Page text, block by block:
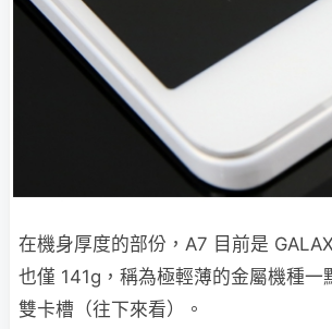
在機身厚度的部份，A7 目前是
也僅 141g，稱為極輕薄的金屬機種
雙卡槽（往下來看）。